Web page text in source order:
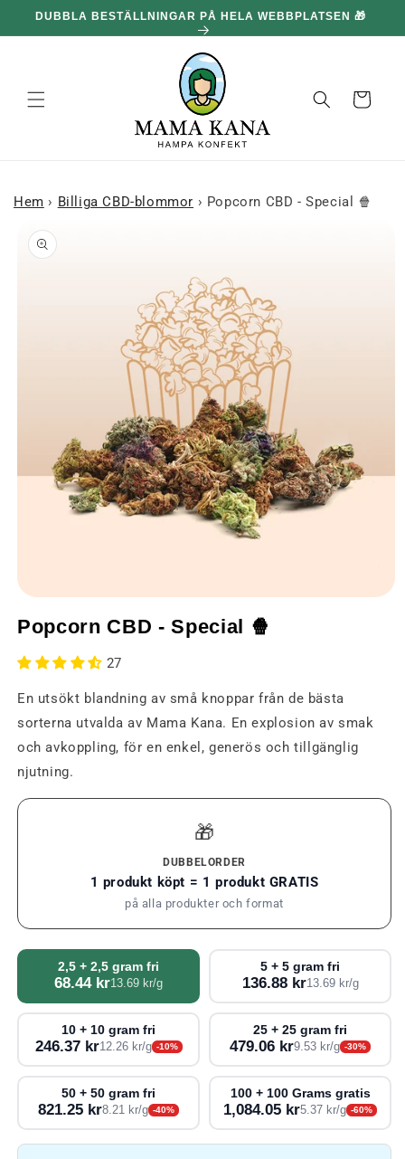
och gå
DUBBLA BESTÄLLNINGAR PÅ HELA WEBBPLATSEN 🎁
Korg
Hem › Billiga CBD-blommor › Popcorn CBD - Special 🍿
1
ett
modalt
Popcorn CBD - Special 🍿
27
En utsökt blandning av små knoppar från de bästa
sorterna utvalda av Mama Kana. En explosion av smak
och avkoppling, för en enkel, generös och tillgänglig
njutning.
🎁
DUBBELORDER
1 produkt köpt = 1 produkt GRATIS
på alla produkter och format
2,5 + 2,5 gram fri
68.44 kr13.69 kr/g
5 + 5 gram fri
136.88 kr13.69 kr/g
10 + 10 gram fri
246.37 kr12.26 kr/g -10%
25 + 25 gram fri
479.06 kr9.53 kr/g -30%
50 + 50 gram fri
821.25 kr8.21 kr/g -40%
100 + 100 Grams gratis
1,084.05 kr5.37 kr/g -60%